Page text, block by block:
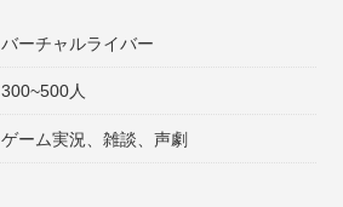
バーチャルライバー
300~500人
ゲーム実況、雑談、声劇